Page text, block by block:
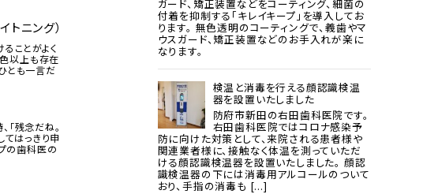
ニング）
ことがよく
以上も存在
とも一言だ
残念だね。
てはっきり申
の歯科医の
ガード、矯正装置などをコーティング、細菌の
付着を抑制する「キレイキープ」を導入してお
ります。 無色透明のコーティングで、義歯やマ
ウスガード、矯正装置などのお手入れが楽に
なります。
検温と消毒を行える顔認識検温
器を設置いたしました
防府市新田の右田歯科医院です。
右田歯科医院ではコロナ感染予
防に向けた対策として、来院される患者様や
関連業者様に、接触なく体温を測っていただ
ける顔認識検温器を設置いたしました。 顔認
識検温器の下には消毒用アルコールのついて
おり、手指の消毒も [...]